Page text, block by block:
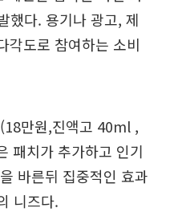
했다. 용기나 광고, 제
각도로 참여하는 소비
만원,진액고 40ml ,
패치가 추가하고 인기
바른뒤 집중적인 효과
니즈다.